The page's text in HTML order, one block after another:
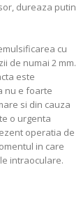
dureaza putin
cu
de numai 2 mm.
este
nu e foarte
si din cauza
o urgenta
operatia de
in care
intraoculare.